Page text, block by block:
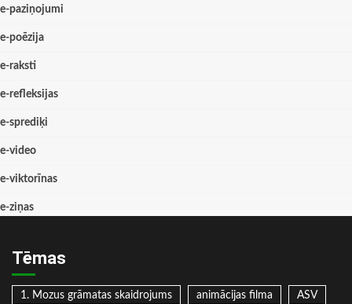
e-paziņojumi
e-poēzija
e-raksti
e-refleksijas
e-sprediķi
e-video
e-viktorīnas
e-ziņas
Tēmas
1. Mozus grāmatas skaidrojums animācijas filma ASV